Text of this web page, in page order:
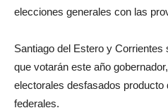
elecciones generales con las
Santiago del Estero y
que votarán este año
electorales desfasados
federales.